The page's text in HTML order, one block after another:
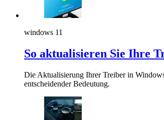
windows 11
So aktualisieren Sie Ihre
Die Aktualisierung Ihrer Treiber in
entscheidender Bedeutung.